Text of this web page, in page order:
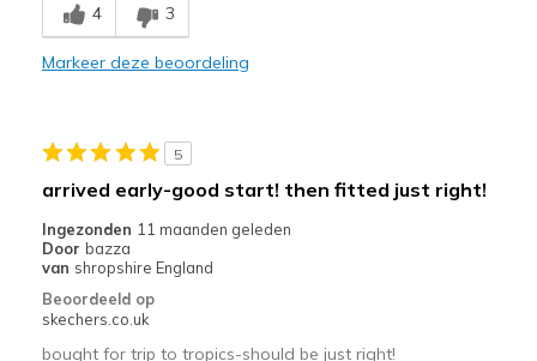
Comfortable
Beste toepassingen
Going Out
Special Occasions
Travel
4 3
Markeer deze beoordeling
5
arrived early-good start! then fitted just right!
Ingezonden 11 maanden geleden
Door bazza
van shropshire England
Beoordeeld op
skechers.co.uk
bought for trip to tropics-should be just right!